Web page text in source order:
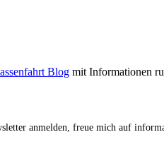
Blog mit Informationen
anmelden, freue mich auf